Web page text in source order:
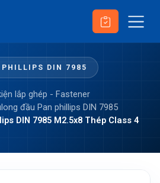
PHILLIPS DIN 7985
lắp ghép - Fastener
đầu Pan phillips DIN 7985
DIN 7985 M2.5x8 Thép Class 4